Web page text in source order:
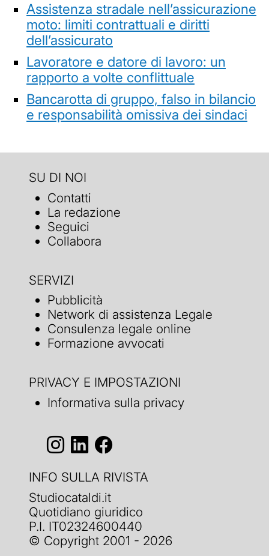
Assistenza stradale nell’assicurazione
moto: limiti contrattuali e diritti
dell’assicurato
Lavoratore e datore di lavoro: un
rapporto a volte conflittuale
Bancarotta di gruppo, falso in bilancio
e responsabilità omissiva dei sindaci
SU DI NOI
Contatti
La redazione
Seguici
Collabora
SERVIZI
Pubblicità
Network di assistenza Legale
Consulenza legale online
Formazione avvocati
PRIVACY E IMPOSTAZIONI
Informativa sulla privacy
INFO SULLA RIVISTA
Studiocataldi.it
Quotidiano giuridico
P.I. IT02324600440
© Copyright 2001 - 2026